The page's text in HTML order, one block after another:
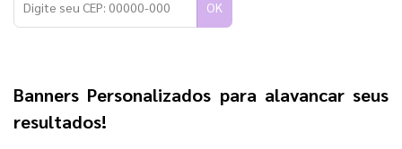
OK
Banners Personalizados para alavancar seus
resultados!